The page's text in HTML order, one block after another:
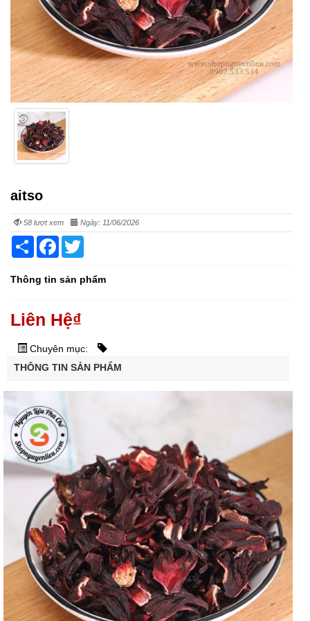
aitso
58 lượt xem Ngày: 11/06/2026
Share Facebook
Thông tin sản phẩm
Liên Hệ₫
Chuyên mục:
THÔNG TIN SẢN PHẨM